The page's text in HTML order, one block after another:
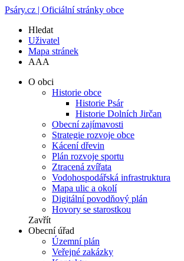
Psáry.cz | Oficiální stránky obce
Hledat
Uživatel
Mapa stránek
AAA
O obci
Historie obce
Historie Psár
Historie Dolních Jirčan
Obecní zajímavosti
Strategie rozvoje obce
Kácení dřevin
Plán rozvoje sportu
Ztracená zvířata
Vodohospodářská infrastruktura
Mapa ulic a okolí
Digitální povodňový plán
Hovory se starostkou
Zavřít
Obecní úřad
Územní plán
Veřejné zakázky